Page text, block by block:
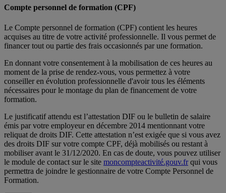
Compte personnel de formation (CPF)
Le Compte personnel de formation (CPF) contient les heures
acquises au titre de votre activité professionnelle. Il vous permet de
financer tout ou partie des frais occasionnés par une formation.
En donnant votre consentement à la mobilisation de ces heures au
moment de la prise de rendez-vous, vous permettez à votre
conseiller en évolution professionnelle d'avoir tous les éléments
nécessaires pour le montage du plan de financement de votre
formation.
Le justificatif attendu est l’attestation DIF ou le bulletin de salaire
émis par votre employeur en décembre 2014 mentionnant votre
reliquat de droits DIF. Cette attestation n’est exigée que si vous avez
des droits DIF sur votre compte CPF, déjà mobilisés ou restant à
mobiliser avant le 31/12/2020. En cas de doute, vous pouvez utiliser
le module de contact sur le site moncompteactivité.gouv.frqui vous
permettra de joindre le gestionnaire de votre Compte Personnel de
Formation.